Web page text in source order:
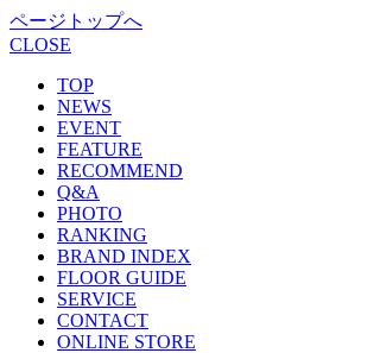
ページトップへ
CLOSE
TOP
NEWS
EVENT
FEATURE
RECOMMEND
Q&A
PHOTO
RANKING
BRAND INDEX
FLOOR GUIDE
SERVICE
CONTACT
ONLINE STORE